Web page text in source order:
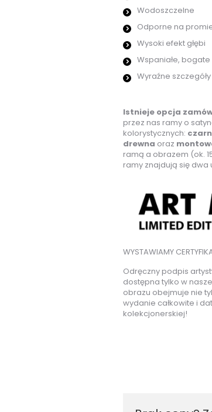
Wodoszczelne
Odporne na
Wysoki efekt głębi
Wspaniałe,
Wyraźne
Istnieje opcja
przez nas ramy o
kolorystycznych:
drewna oraz
ramą a obrazem (ok.
ramy znajdują się
WYSTAWIAMY
Odręczny podpis
dostępna tylko w
obrazu obejmuje nie
wydanie całkowite i
kolekcjonerskiej!